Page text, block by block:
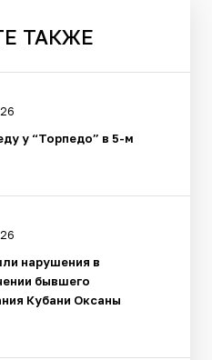
ТАКЖЕ
у “Торпедо” в 5-м
нарушения в
бывшего
Кубани Оксаны